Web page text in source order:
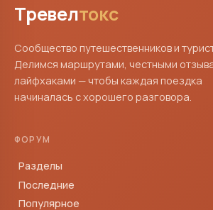
Тревелтокс
Сообщество путешественников и
Делимся маршрутами, честными
лайфхаками — чтобы каждая поездка
начиналась с хорошего разговора.
ФОРУМ
Разделы
Последние
Популярное